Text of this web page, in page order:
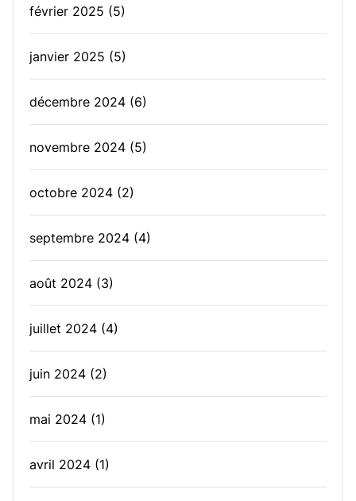
février 2025 (5)
janvier 2025 (5)
décembre 2024 (6)
novembre 2024 (5)
octobre 2024 (2)
septembre 2024 (4)
août 2024 (3)
juillet 2024 (4)
juin 2024 (2)
mai 2024 (1)
avril 2024 (1)